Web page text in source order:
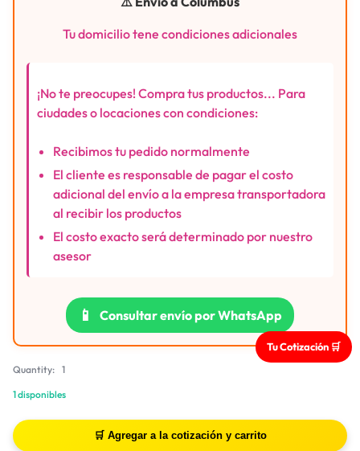
Tu domicilio tene condiciones adicionales
¡No te preocupes! Compra tus productos... Para
ciudades o locaciones con condiciones:
Recibimos tu pedido normalmente
El cliente es responsable de pagar el costo
adicional del envío a la empresa transportadora
al recibir los productos
El costo exacto será determinado por nuestro
asesor
📱 Consultar envío por WhatsApp
Quantity: 1
1 disponibles
Tu Cotización 🛒